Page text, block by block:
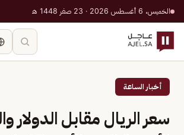
الخميس، 6 أغسطس 2026 · 23 صفر 1448 هـ
أخبار الساعة
سعر الريال مقابل الدولار